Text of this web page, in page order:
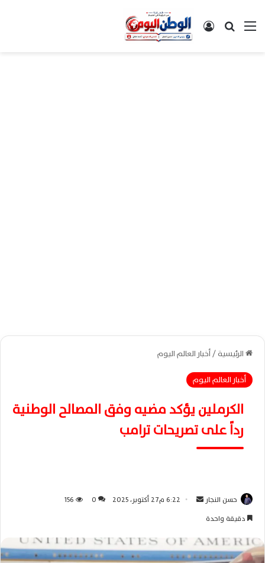
القائمةبحث عن تسجيل الدخول
الرئيسية/أخبار العالم اليوم
أخبار العالم اليوم
الكرملين يؤكد مضيه وفق المصالح الوطنية
رداً على تصريحات ترامب
حسن النجار
ل
ب
6:22 م27 أكتوبر، 2025 0
156
دقيقة واحدة